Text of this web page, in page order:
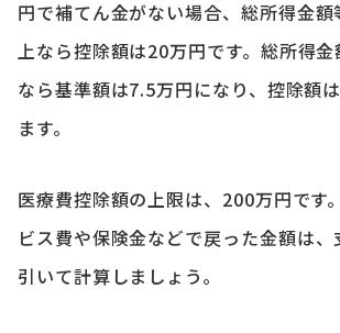
円で補てん金がない場合、総所得金
上なら控除額は20万円です。総所得
なら基準額は7.5万円になり、控除額
ます。
医療費控除額の上限は、200万円です
ビス費や保険金などで戻った金額は
引いて計算しましょう。